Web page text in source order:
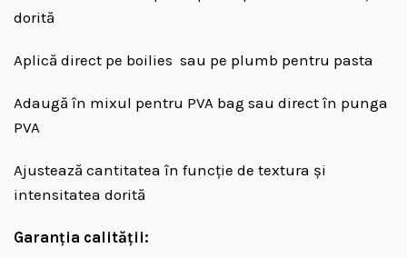
dorită
Aplică direct pe boilies sau pe plumb pentru pasta
Adaugă în mixul pentru PVA bag sau direct în punga
PVA
Ajustează cantitatea în funcție de textura și
intensitatea dorită
Garanția calității: